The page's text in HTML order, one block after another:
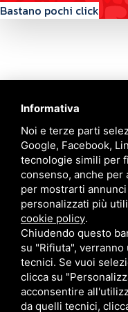
Informativa
Noi e terze parti
Google, Facebook,
tecnologie simili per
consenso, anche per
per mostrarti
personalizzati più
cookie policy.
Chiudendo questo
su "Rifiuta",
tecnici. Se vuoi
clicca su
acconsentire
da quelli tecnici,
Bastano pochi click
Contattaci
Via Quinto Bucci,
+39 0543 31536
+39 320 6635083
Links
Chi siamo
Crea il tuo profilo
Franchising